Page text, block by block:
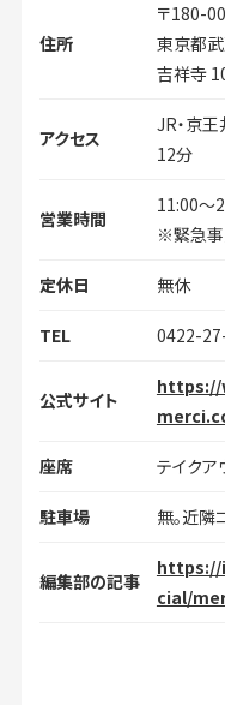
住所
〒180-
東京都
吉祥寺
アクセス
JR・京
12分
営業時間
11:00～
※緊急事
定休日 無休
TEL 0422-
公式サイト
https://
座席 テイクア
駐車場 無。近隣
編集部の記事
https://
cial/